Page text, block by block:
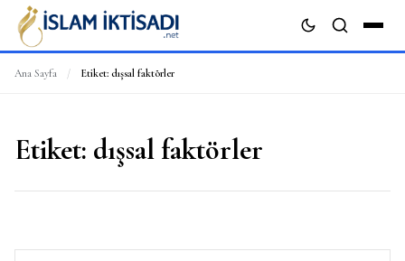
Ana Sayfa / Etiket: dışsal faktörler
Etiket: dışsal faktörler